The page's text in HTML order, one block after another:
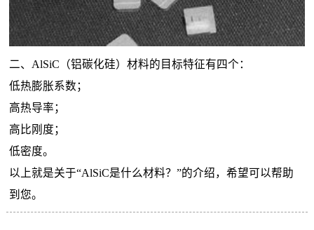
二、AlSiC（铝碳化硅）材料的目标特征有四个：
低热膨胀系数；
高热导率；
高比刚度；
低密度。
以上就是关于“AlSiC是什么材料？”的介绍，希望可以帮助
到您。